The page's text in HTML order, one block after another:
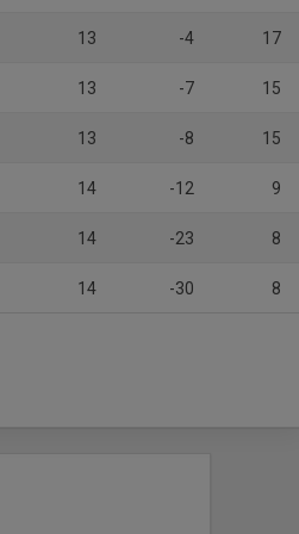
13 -4 17
13 -7 15
13 -8 15
14 -12 9
14 -23 8
14 -30 8